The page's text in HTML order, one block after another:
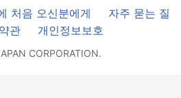
처음 오신분에게
자주 묻는 질
관 개인정보보호
CORPORATION.